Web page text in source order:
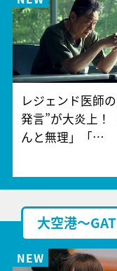
レジェンド医師
発言”が大炎上！
んと無理」「…
大空港～